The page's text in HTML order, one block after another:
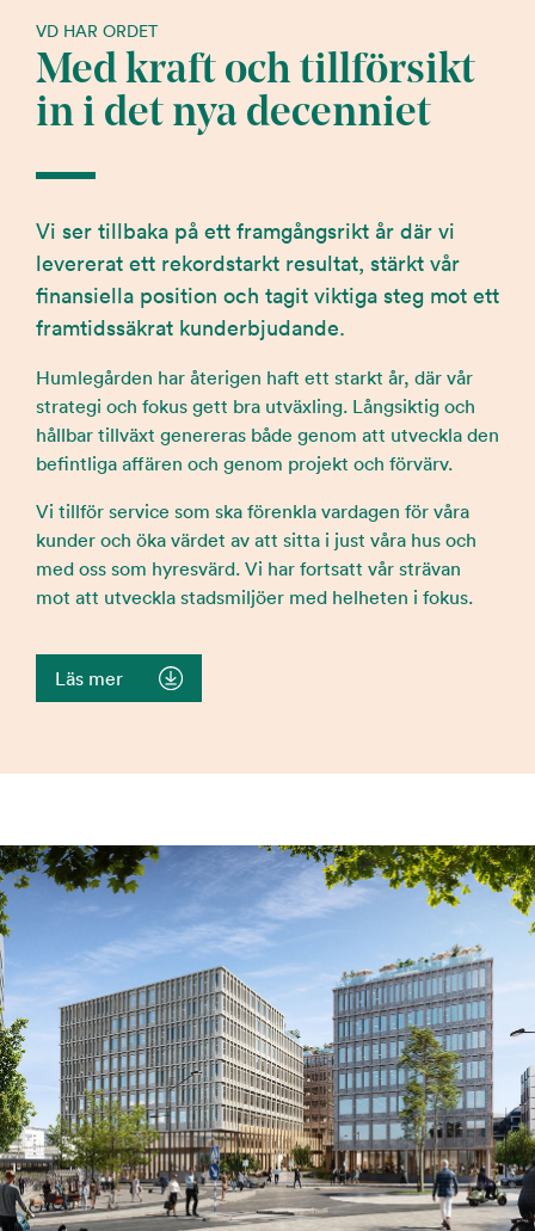
VD HAR ORDET
Med kraft och tillförsikt
in i det nya decenniet
Vi ser tillbaka på ett framgångsrikt år där vi
levererat ett rekordstarkt resultat, stärkt vår
finansiella position och tagit viktiga steg mot ett
framtidssäkrat kunderbjudande.
Humlegården har återigen haft ett starkt år, där vår
strategi och fokus gett bra utväxling. Långsiktig och
hållbar tillväxt genereras både genom att utveckla den
befintliga affären och genom projekt och förvärv.
Vi tillför service som ska förenkla vardagen för våra
kunder och öka värdet av att sitta i just våra hus och
med oss som hyresvärd. Vi har fortsatt vår strävan
mot att utveckla stadsmiljöer med helheten i fokus.
Läs mer